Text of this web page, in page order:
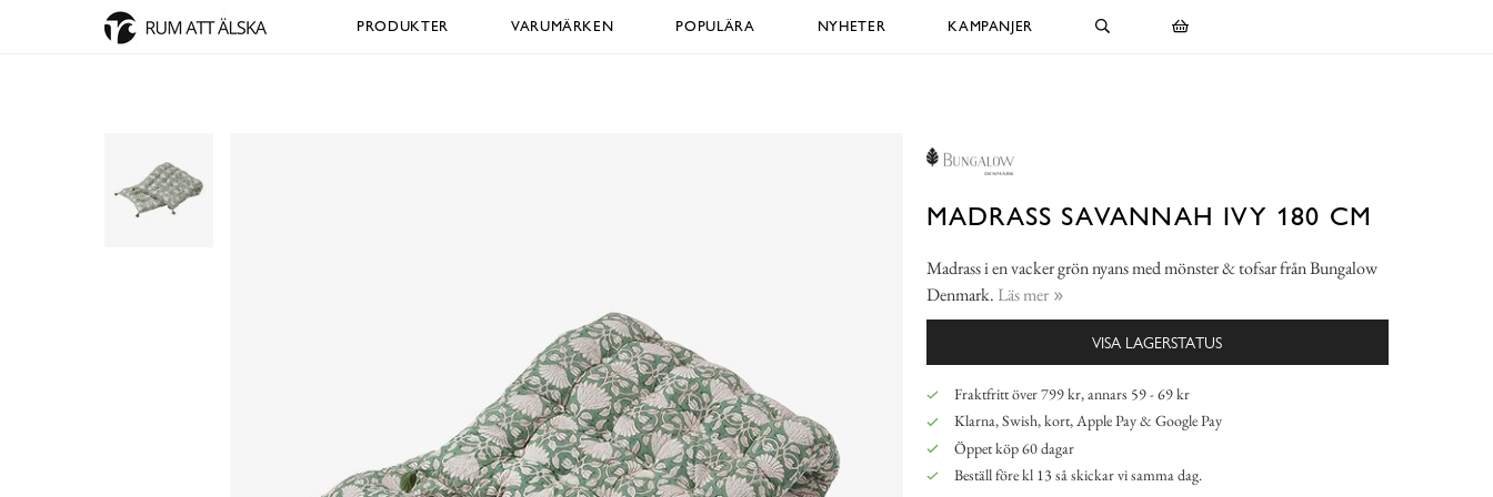
PRODUKTER VARUMÄRKEN POPULÄRA NYHETER KAMPANJER
MADRASS SAVANNAH IVY 180 CM
Madrass i en vacker grön nyans med mönster & tofsar från Bungalow
Denmark. Läs mer
VISA LAGERSTATUS
Fraktfritt över 799 kr, annars 59 - 69 kr
Klarna, Swish, kort, Apple Pay & Google Pay
Öppet köp 60 dagar
Beställ före kl 13 så skickar vi samma dag.